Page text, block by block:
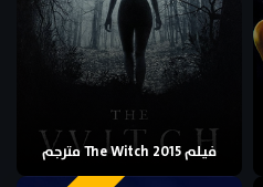
فيلم The Witch 2015 مترجم